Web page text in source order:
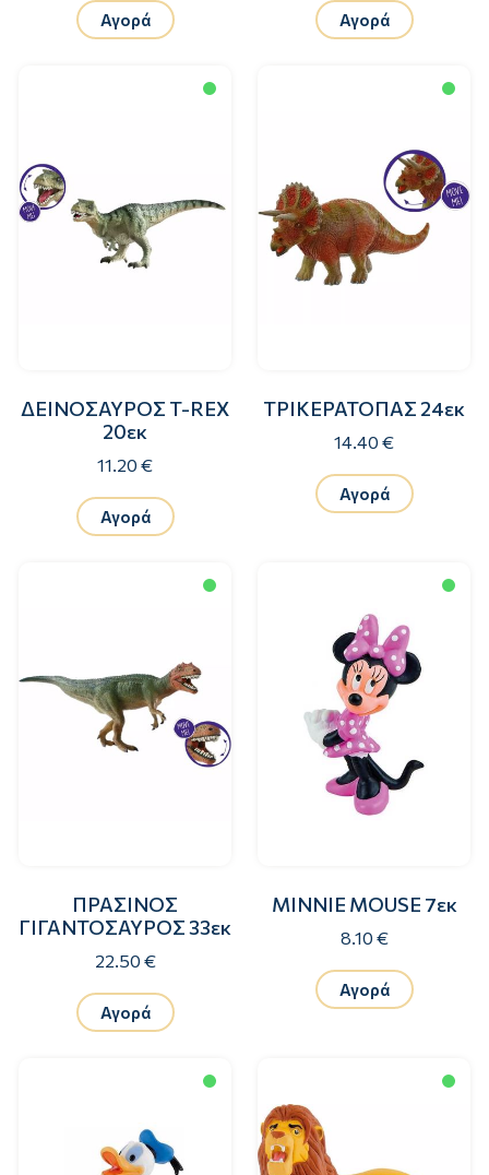
Αγορά Αγορά
ΔΕΙΝΟΣΑΥΡΟΣ T-REX
20εκ
11.20 €
Αγορά
ΤΡΙΚΕΡΑΤΟΠΑΣ 24εκ
14.40 €
Αγορά
ΠΡΑΣΙΝΟΣ
ΓΙΓΑΝΤΟΣΑΥΡΟΣ 33εκ
22.50 €
Αγορά
MINNIE MOUSE 7εκ
8.10 €
Αγορά